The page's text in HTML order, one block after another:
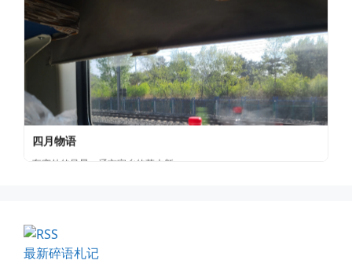
车窗外的风景，辽宁家乡的草木新...
📅 04-29 20:49
最新碎语札记